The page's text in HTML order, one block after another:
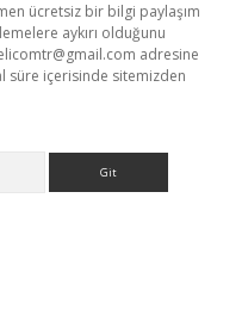
ücretsiz bir bilgi paylaşım
aykırı olduğunu
adresine
süre içerisinde sitemizden